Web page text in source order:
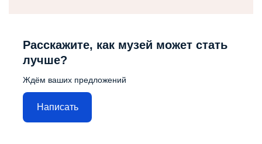
Расскажите, как музей может стать
лучше?
Ждём ваших предложений
Написать